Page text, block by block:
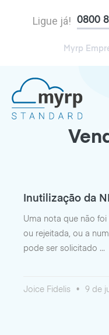
Ligue já! 0800
Myrp
Inutilização da
Uma nota que não
ou rejeitada, ou a
pode ser solicitado
Joice Fidelis 9 de